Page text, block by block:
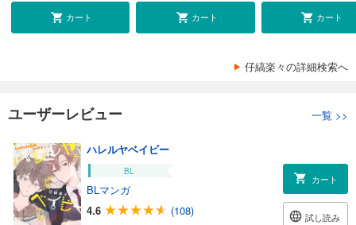
カート カート カート
仔縞楽々の詳細検索へ
ユーザーレビュー 一覧 >>
ハレルヤベイビー
BL
BLマンガ
4.6
(108)
カート
試し読み